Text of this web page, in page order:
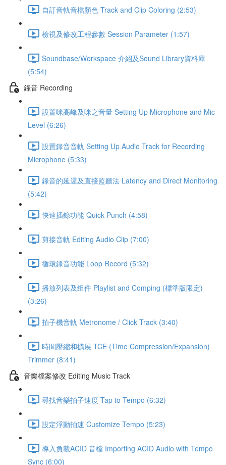
自訂音軌音檔顏色 Track and Clip Coloring (2:53)
檢視及修改工程參數 Session Parameter (1:57)
Soundbase/Workspace 介紹及Sound Library資料庫
(5:54)
錄音 Recording
設置咪高峰及咪之音量 Setting Up Microphone and Mic
Level (6:26)
設置錄音音軌 Setting Up Audio Track for Recording
Microphone (5:33)
錄音的延遲及直接監聽法 Latency and Direct Monitoring
(5:42)
快速插錄功能 Quick Punch (4:58)
剪接音軌 Editing Audio Clip (7:00)
循環錄音功能 Loop Record (5:32)
播放列表及组件 Playlist and Comping (標準版限定)
(3:26)
拍子機音軌 Metronome / Click Track (3:40)
時間壓縮和擴展 TCE (Time Compression/Expansion)
Trimmer (8:41)
音樂檔案修改 Editing Music Track
尋找音樂拍子速度 Tap to Tempo (6:32)
設定浮動拍速 Customize Tempo (5:23)
導入負載ACID 音檔 Importing ACID Audio with Tempo
Sync (6:00)